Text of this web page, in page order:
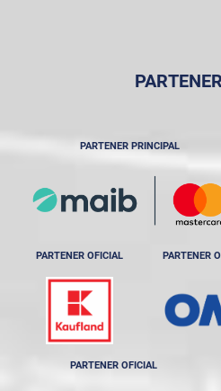
PARTENER PRINCIPAL
PARTENER OFICIAL PARTENER
PARTENER OFICIAL